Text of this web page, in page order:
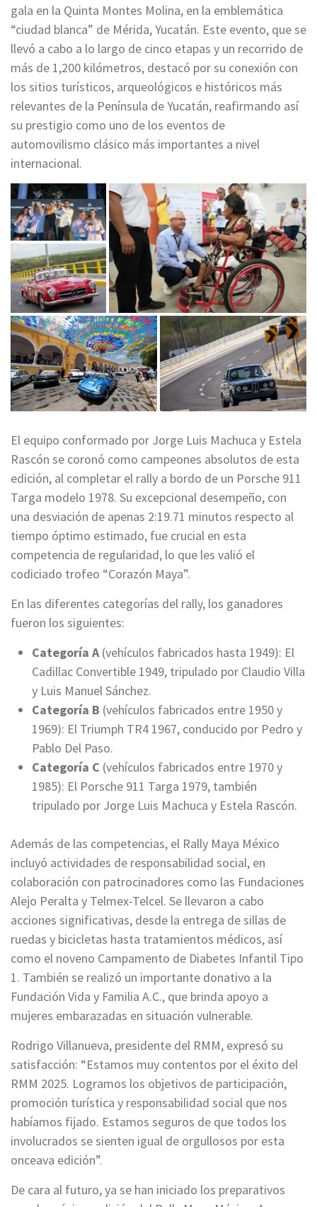
gala en la Quinta Montes Molina, en la emblemática
“ciudad blanca” de Mérida, Yucatán. Este evento, que se
llevó a cabo a lo largo de cinco etapas y un recorrido de
más de 1,200 kilómetros, destacó por su conexión con
los sitios turísticos, arqueológicos e históricos más
relevantes de la Península de Yucatán, reafirmando así
su prestigio como uno de los eventos de
automovilismo clásico más importantes a nivel
internacional.
El equipo conformado por Jorge Luis Machuca y Estela
Rascón se coronó como campeones absolutos de esta
edición, al completar el rally a bordo de un Porsche 911
Targa modelo 1978. Su excepcional desempeño, con
una desviación de apenas 2:19.71 minutos respecto al
tiempo óptimo estimado, fue crucial en esta
competencia de regularidad, lo que les valió el
codiciado trofeo “Corazón Maya”.
En las diferentes categorías del rally, los ganadores
fueron los siguientes:
Categoría A(vehículos fabricados hasta 1949): El
Cadillac Convertible 1949, tripulado por Claudio Villa
y Luis Manuel Sánchez.
Categoría B (vehículos fabricados entre 1950 y
1969): El Triumph TR4 1967, conducido por Pedro y
Pablo Del Paso.
Categoría C (vehículos fabricados entre 1970 y
1985): El Porsche 911 Targa 1979, también
tripulado por Jorge Luis Machuca y Estela Rascón.
Además de las competencias, el Rally Maya México
incluyó actividades de responsabilidad social, en
colaboración con patrocinadores como las Fundaciones
Alejo Peralta y Telmex-Telcel. Se llevaron a cabo
acciones significativas, desde la entrega de sillas de
ruedas y bicicletas hasta tratamientos médicos, así
como el noveno Campamento de Diabetes Infantil Tipo
1. También se realizó un importante donativo a la
Fundación Vida y Familia A.C., que brinda apoyo a
mujeres embarazadas en situación vulnerable.
Rodrigo Villanueva, presidente del RMM, expresó su
satisfacción: “Estamos muy contentos por el éxito del
RMM 2025. Logramos los objetivos de participación,
promoción turística y responsabilidad social que nos
habíamos fijado. Estamos seguros de que todos los
involucrados se sienten igual de orgullosos por esta
onceava edición”.
De cara al futuro, ya se han iniciado los preparativos